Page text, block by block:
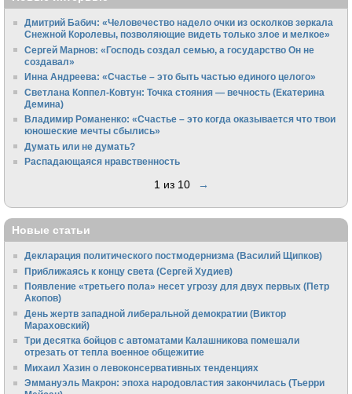
Дмитрий Бабич: «Человечество надело очки из осколков зеркала
Снежной Королевы, позволяющие видеть только злое и мелкое»
Сергей Марнов: «Господь создал семью, а государство Он не
создавал»
Инна Андреева: «Счастье – это быть частью единого целого»
Светлана Коппел-Ковтун: Точка стояния — вечность (Екатерина
Демина)
Владимир Романенко: «Счастье – это когда оказывается что твои
юношеские мечты сбылись»
Думать или не думать?
Распадающаяся нравственность
1 из 10 →
Новые статьи
Декларация политического постмодернизма (Василий Щипков)
Приближаясь к концу света (Сергей Худиев)
Появление «третьего пола» несет угрозу для двух первых (Петр
Акопов)
День жертв западной либеральной демократии (Виктор
Мараховский)
Три десятка бойцов с автоматами Калашникова помешали
отрезать от тепла военное общежитие
Михаил Хазин о левоконсервативных тенденциях
Эммануэль Макрон: эпоха народовластия закончилась (Тьерри